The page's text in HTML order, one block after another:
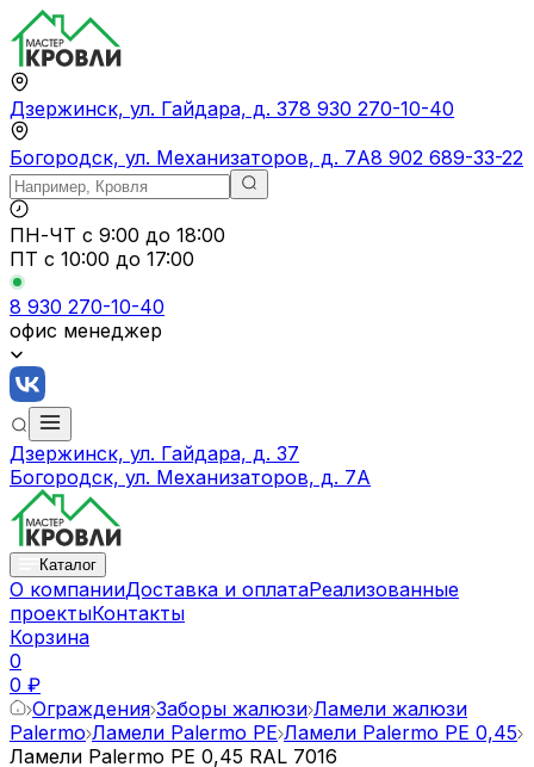
Дзержинск, ул. Гайдара, д. 378 930 270-10-40
Богородск, ул. Механизаторов, д. 7А8 902 689-33-22
ПН-ЧТ с 9:00 до 18:00
ПТ с 10:00 до 17:00
8 930 270-10-40
офис менеджер
Дзержинск, ул. Гайдара, д. 37
Богородск, ул. Механизаторов, д. 7А
Каталог
О компанииДоставка и оплатаРеализованные
проектыКонтакты
Корзина
0
0 ₽
Ограждения Заборы жалюзи Ламели жалюзи
Palermo Ламели Palermo PE Ламели Palermo PE 0,45
Ламели Palermo PE 0,45 RAL 7016